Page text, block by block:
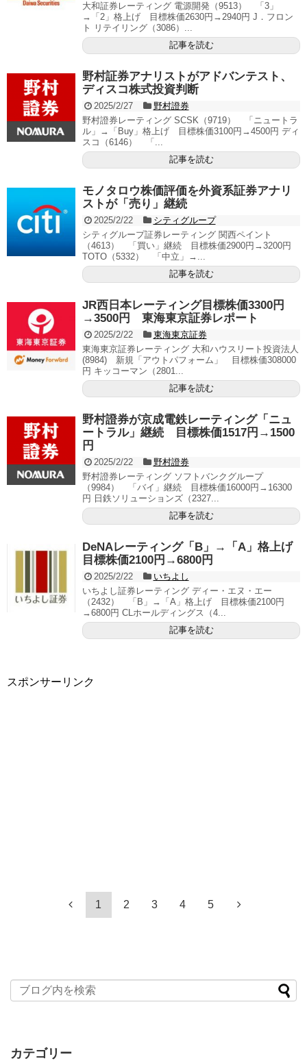
大和証券レーティング 電源開発（9513） 「3」
→「2」格上げ 目標株価2630円→2940円 J．フロン
ト リテイリング（3086）...
記事を読む
野村証券アナリストがアドバンテスト、
ディスコ株式投資判断
2025/2/27
野村證券
野村證券レーティング SCSK（9719） 「ニュートラ
ル」→「Buy」格上げ 目標株価3100円→4500円 ディ
スコ（6146） 「...
記事を読む
モノタロウ株価評価を外資系証券アナリ
ストが「売り」継続
2025/2/22
シティグループ
シティグループ証券レーティング 関西ペイント
（4613） 「買い」継続 目標株価2900円→3200円
TOTO（5332） 「中立」→...
記事を読む
JR西日本レーティング目標株価3300円
→3500円 東海東京証券レポート
2025/2/22
東海東京証券
東海東京証券レーティング 大和ハウスリート投資法人
(8984) 新規「アウトパフォーム」 目標株価308000
円 キッコーマン（2801...
記事を読む
野村證券が京成電鉄レーティング「ニュ
ートラル」継続 目標株価1517円→1500
円
2025/2/22
野村證券
野村證券レーティング ソフトバンクグループ
（9984） 「バイ」継続 目標株価16000円→16300
円 日鉄ソリューションズ（2327...
記事を読む
DeNAレーティング「B」→「A」格上げ
目標株価2100円→6800円
2025/2/22
いちよし
いちよし証券レーティング ディー・エヌ・エー
（2432） 「B」→「A」格上げ 目標株価2100円
→6800円 CLホールディングス（4...
記事を読む
スポンサーリンク
1 2 3 4 5
カテゴリー